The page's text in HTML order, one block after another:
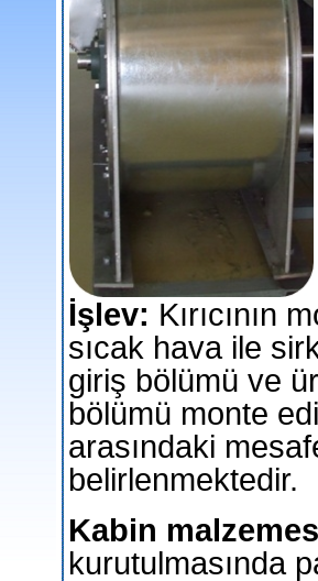
İşlev: Kırıcının
sıcak hava ile
giriş bölümü ve
bölümü monte
arasındaki
belirlenmektedir.
Kabin
kurutulmasında